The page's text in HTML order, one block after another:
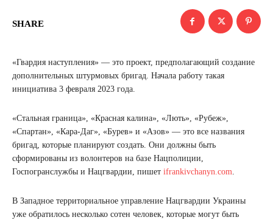
SHARE
«Гвардия наступления» — это проект, предполагающий создание
дополнительных штурмовых бригад. Начала работу такая
инициатива 3 февраля 2023 года.
«Стальная граница», «Красная калина», «Лють», «Рубеж»,
«Спартан», «Кара-Даг», «Бурев» и «Азов» — это все названия
бригад, которые планируют создать. Они должны быть
сформированы из волонтеров на базе Нацполиции,
Госпогранслужбы и Нацгвардии, пишет ifrankivchanyn.com.
В Западное территориальное управление Нацгвардии Украины
уже обратилось несколько сотен человек, которые могут быть